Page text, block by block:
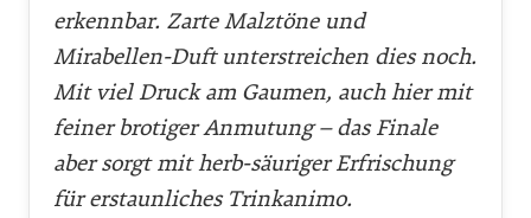
erkennbar. Zarte Malztöne und
Mirabellen-Duft unterstreichen dies noch.
Mit viel Druck am Gaumen, auch hier mit
feiner brotiger Anmutung – das Finale
aber sorgt mit herb-säuriger Erfrischung
für erstaunliches Trinkanimo.